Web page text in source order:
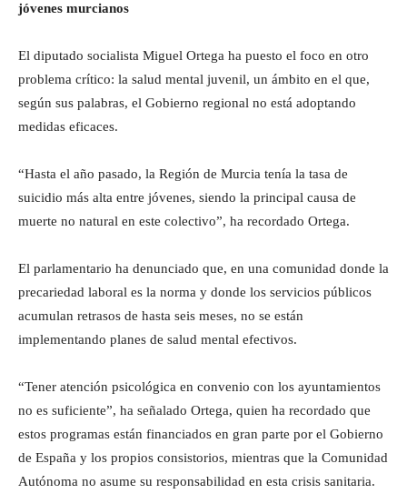
jóvenes murcianos
El diputado socialista Miguel Ortega ha puesto el foco en otro
problema crítico: la salud mental juvenil, un ámbito en el que,
según sus palabras, el Gobierno regional no está adoptando
medidas eficaces.
“Hasta el año pasado, la Región de Murcia tenía la tasa de
suicidio más alta entre jóvenes, siendo la principal causa de
muerte no natural en este colectivo”, ha recordado Ortega.
El parlamentario ha denunciado que, en una comunidad donde la
precariedad laboral es la norma y donde los servicios públicos
acumulan retrasos de hasta seis meses, no se están
implementando planes de salud mental efectivos.
“Tener atención psicológica en convenio con los ayuntamientos
no es suficiente”, ha señalado Ortega, quien ha recordado que
estos programas están financiados en gran parte por el Gobierno
de España y los propios consistorios, mientras que la Comunidad
Autónoma no asume su responsabilidad en esta crisis sanitaria.